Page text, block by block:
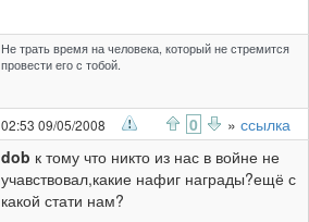
Не трать время на человека, который не стремится
провести его с тобой.
02:53 09/05/2008 0 » ссылка
dob к тому что никто из нас в войне не
учавствовал,какие нафиг награды?ещё с
какой стати нам?